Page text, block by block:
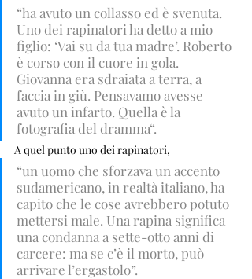
“ha avuto un collasso ed è svenuta.
Uno dei rapinatori ha detto a mio
figlio: ‘Vai su da tua madre’. Roberto
è corso con il cuore in gola.
Giovanna era sdraiata a terra, a
faccia in giù. Pensavamo avesse
avuto un infarto. Quella è la
fotografia del dramma“.
A quel punto uno dei rapinatori,
“un uomo che sforzava un accento
sudamericano, in realtà italiano, ha
capito che le cose avrebbero potuto
mettersi male. Una rapina significa
una condanna a sette-otto anni di
carcere: ma se c’è il morto, può
arrivare l’ergastolo”.